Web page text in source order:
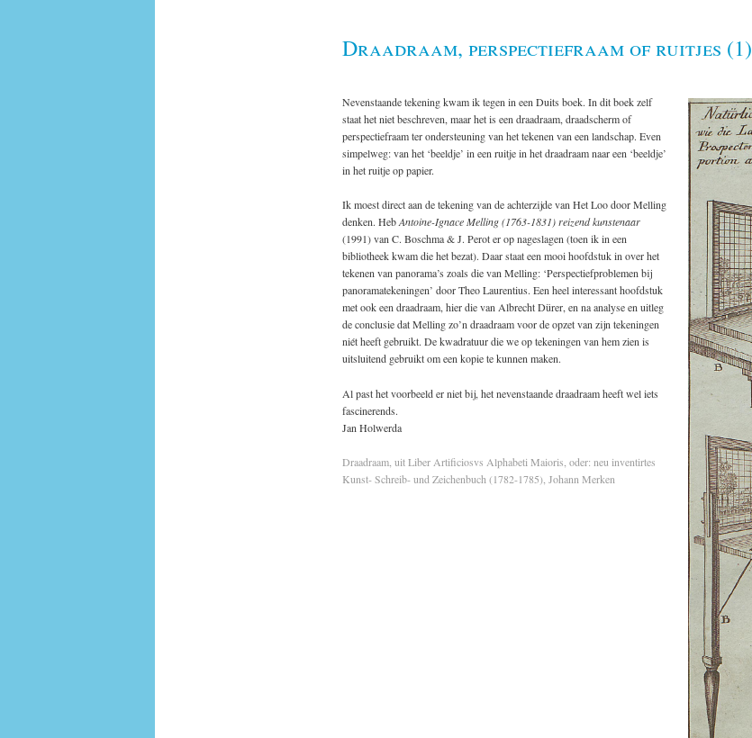
Draadraam, perspectiefraam of ruitjes (1)
Nevenstaande tekening kwam ik tegen in een Duits boek. In dit boek zelf
staat het niet beschreven, maar het is een draadraam, draadscherm of
perspectiefraam ter ondersteuning van het tekenen van een landschap. Even
simpelweg: van het ‘beeldje’ in een ruitje in het draadraam naar een ‘beeldje’
in het ruitje op papier.
Ik moest direct aan de tekening van de achterzijde van Het Loo door Melling
denken. HebAntoine-Ignace Melling (1763-1831) reizend kunstenaar
(1991) van C. Boschma & J. Perot er op nageslagen (toen ik in een
bibliotheek kwam die het bezat). Daar staat een mooi hoofdstuk in over het
tekenen van panorama’s zoals die van Melling: ‘Perspectiefproblemen bij
panoramatekeningen’ door Theo Laurentius. Een heel interessant hoofdstuk
met ook een draadraam, hier die van Albrecht Dürer, en na analyse en uitleg
de conclusie dat Melling zo’n draadraam voor de opzet van zijn tekeningen
niét heeft gebruikt. De kwadratuur die we op tekeningen van hem zien is
uitsluitend gebruikt om een kopie te kunnen maken.
Al past het voorbeeld er niet bij, het nevenstaande draadraam heeft wel iets
fascinerends.
Jan Holwerda
Draadraam, uit Liber Artificiosvs Alphabeti Maioris, oder: neu inventirtes
Kunst- Schreib- und Zeichenbuch (1782-1785), Johann Merken